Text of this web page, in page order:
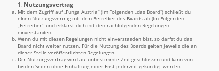
1. Nutzungsvertrag
Mit dem Zugriff auf „Funga Austria“ (im Folgenden „das Board“) schließt du
einen Nutzungsvertrag mit dem Betreiber des Boards ab (im Folgenden
„Betreiber“) und erklärst dich mit den nachfolgenden Regelungen
einverstanden.
Wenn du mit diesen Regelungen nicht einverstanden bist, so darfst du das
Board nicht weiter nutzen. Für die Nutzung des Boards gelten jeweils die an
dieser Stelle veröffentlichten Regelungen.
Der Nutzungsvertrag wird auf unbestimmte Zeit geschlossen und kann von
beiden Seiten ohne Einhaltung einer Frist jederzeit gekündigt werden.